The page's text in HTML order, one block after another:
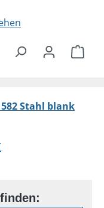
Stahl blank